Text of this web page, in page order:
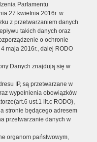
Parlamentu
27 kwietnia 2016r. w
z przetwarzaniem danych
takich danych oraz
o ochronie
maja 2016r., dalej RODO
Danych znajdują się w
IP, są przetwarzane w
wypełnienia obowiązków
ust.1 lit.c RODO),
stronie będącego adresem
przetwarzanie danych w
organom państwowym,